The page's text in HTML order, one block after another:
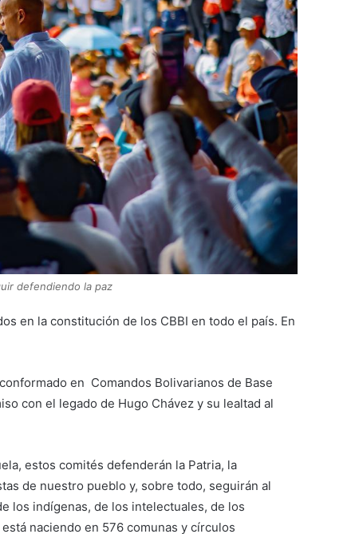
defendiendo la paz
en la constitución de los CBBI en todo el país. En
en Comandos Bolivarianos de Base
con el legado de Hugo Chávez y su lealtad al
estos comités defenderán la Patria, la
de nuestro pueblo y, sobre todo, seguirán al
los indígenas, de los intelectuales, de los
naciendo en 576 comunas y círculos